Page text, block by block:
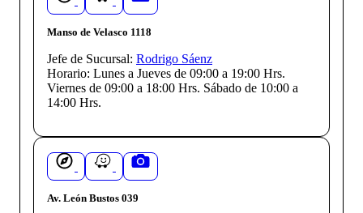
Manso de Velasco 1118
Jefe de Sucursal: Rodrigo Sáenz
Horario: Lunes a Jueves de 09:00 a 19:00 Hrs.
Viernes de 09:00 a 18:00 Hrs. Sábado de 10:00 a
14:00 Hrs.
Av. León Bustos 039